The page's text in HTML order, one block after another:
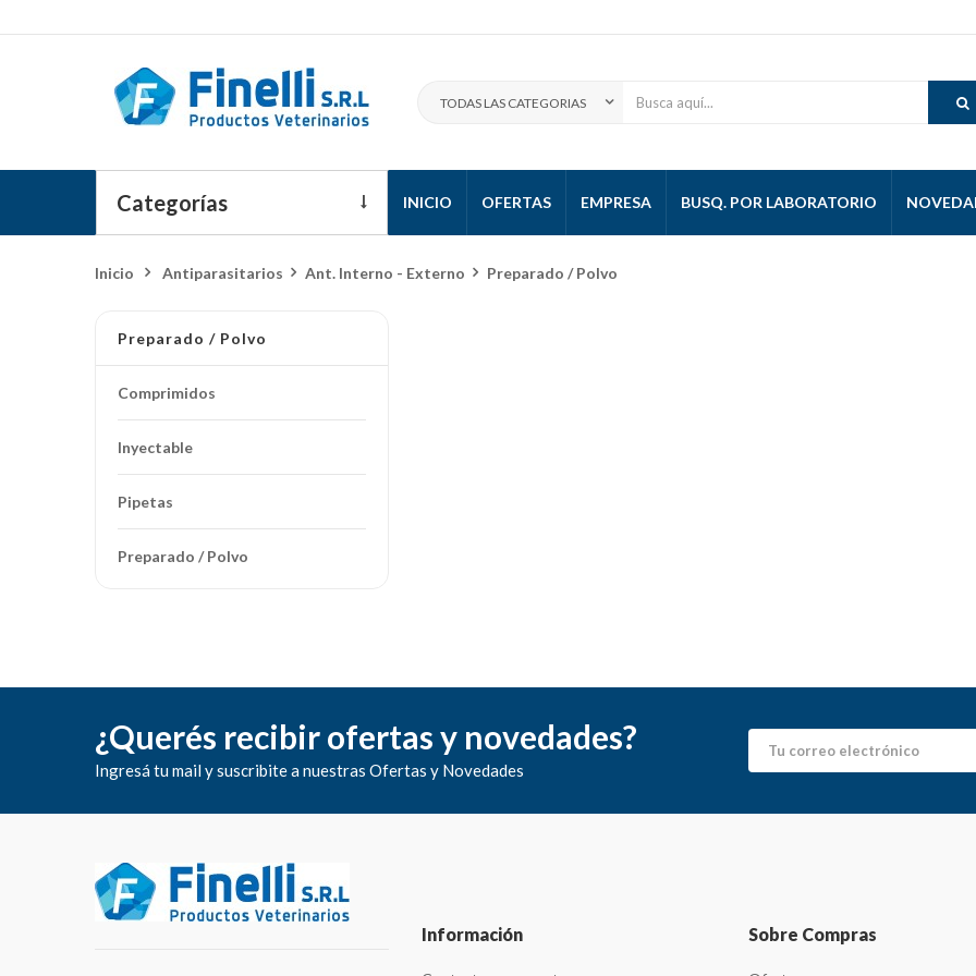
Categorías
Medicamentos
Accesorios mascotas
Línea ambiental
Peluquería y Cosmética
INICIO OFERTAS EMPRESA BUSQ. POR LABORATORIO
Inicio > Antiparasitarios > Ant. Interno - Externo > Preparado / Polvo
Preparado / Polvo
Comprimidos
Inyectable
Pipetas
Preparado / Polvo
¿Querés recibir ofertas y novedades?
Ingresá tu mail y suscribite a nuestras Ofertas y Novedades
Información Sobre Compras